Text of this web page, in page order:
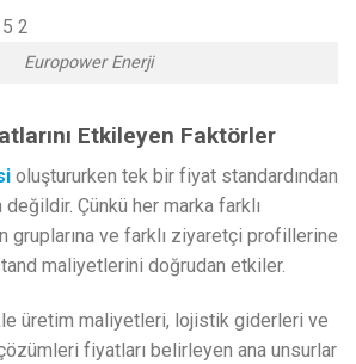
Europower Enerji
Etkileyen Faktörler
oluştururken tek bir fiyat standardından
Çünkü her marka farklı
gruplarına ve farklı ziyaretçi profillerine
maliyetlerini doğrudan etkiler.
üretim maliyetleri, lojistik giderleri ve
fiyatları belirleyen ana unsurlar